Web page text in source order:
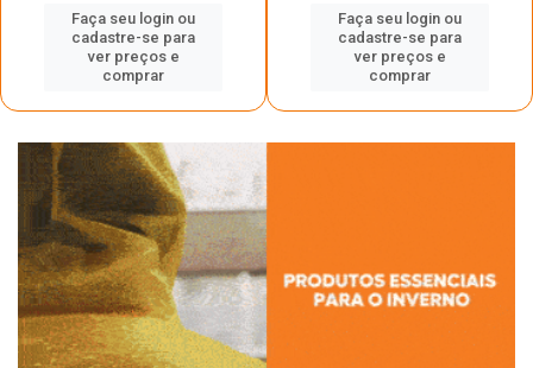
Faça seu login ou
cadastre-se para
ver preços e
comprar
Faça seu login ou
cadastre-se para
ver preços e
comprar